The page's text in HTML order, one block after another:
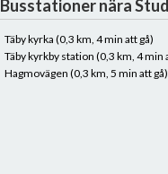
Busstationer nära
Täby kyrka (0,3 km, 4 min att gå)
Täby kyrkby station (0,3 km, 4 min
Hagmovägen (0,3 km, 5 min att gå)